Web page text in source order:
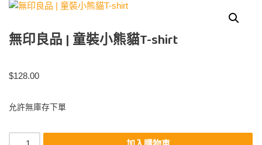
無印良品 | 童裝小熊貓T-shirt
$128.00
允許無庫存下單